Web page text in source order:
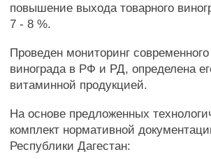
повышение выхода товарного
7 - 8 %.
Проведен мониторинг
винограда в РФ и РД, определена
витаминной продукцией.
На основе предложенных
комплект нормативной
Республики Дагестан: